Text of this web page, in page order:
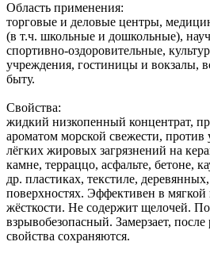
Область применения:
торговые и деловые центры,
(в т.ч. школьные и дошкольные),
спортивно-оздоровительные,
учреждения, гостиницы и вокзалы,
быту.
Свойства:
жидкий низкопенный концентрат,
ароматом морской свежести,
лёгких жировых загрязнений на
камне, терраццо, асфальте, бетоне,
др. пластиках, текстиле,
поверхностях. Эффективен в мягкой
жёсткости. Не содержит щелочей.
взрывобезопасный. Замерзает,
свойства сохраняются.